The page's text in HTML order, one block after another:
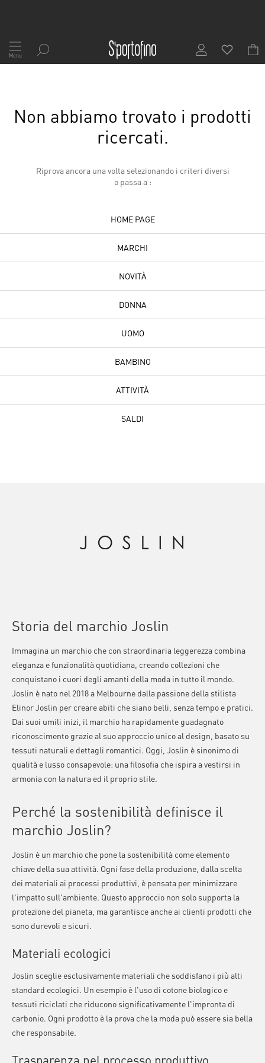
Salta
al
contenuto
Menu
Non abbiamo trovato i prodotti
ricercati.
Riprova ancora una volta selezionando i criteri diversi
o passa a :
HOME PAGE
MARCHI
NOVITÀ
DONNA
UOMO
BAMBINO
ATTIVITÀ
SALDI
Storia del marchio Joslin
Immagina un marchio che con straordinaria leggerezza combina
eleganza e funzionalità quotidiana, creando collezioni che
conquistano i cuori degli amanti della moda in tutto il mondo.
Joslin è nato nel 2018 a Melbourne dalla passione della stilista
Elinor Joslin per creare abiti che siano belli, senza tempo e pratici.
Dai suoi umili inizi, il marchio ha rapidamente guadagnato
riconoscimento grazie al suo approccio unico al design, basato su
tessuti naturali e dettagli romantici. Oggi, Joslin è sinonimo di
qualità e lusso consapevole: una filosofia che ispira a vestirsi in
armonia con la natura ed il proprio stile.
Perché la sostenibilità definisce il
marchio Joslin?
Joslin è un marchio che pone la sostenibilità come elemento
chiave della sua attività. Ogni fase della produzione, dalla scelta
dei materiali ai processi produttivi, è pensata per minimizzare
l'impatto sull'ambiente. Questo approccio non solo supporta la
protezione del pianeta, ma garantisce anche ai clienti prodotti che
sono durevoli e sicuri.
Materiali ecologici
Joslin sceglie esclusivamente materiali che soddisfano i più alti
standard ecologici. Un esempio è l'uso di cotone biologico e
tessuti riciclati che riducono significativamente l'impronta di
carbonio. Ogni prodotto è la prova che la moda può essere sia bella
che responsabile.
Trasparenza nel processo produttivo